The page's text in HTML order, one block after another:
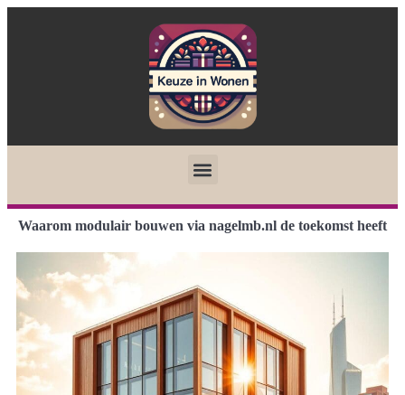
Waarom modulair bouwen via nagelmb.nl de toekomst heeft